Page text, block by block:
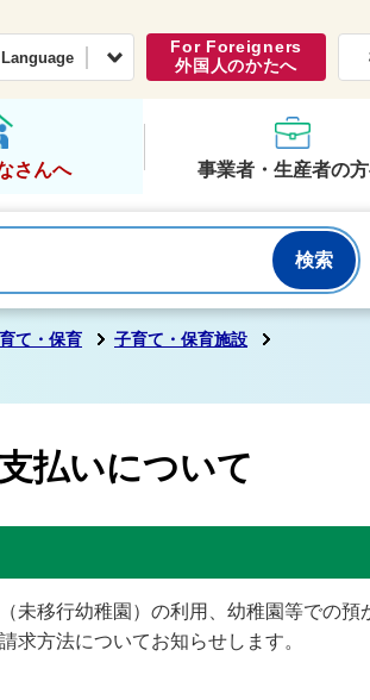
常総市公式ホームページくらし・行政
For Foreigners
外国人のかたへ
さんへ 事業者・生産者の
て・保育
子育て・保育施設
払いについて
未移行幼稚園）の利用、幼稚園等での預
求方法についてお知らせします。